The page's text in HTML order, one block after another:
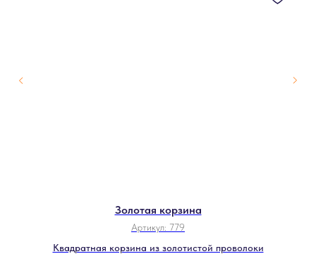
Золотая корзина
Артикул: 779
Квадратная корзина из золотистой проволоки